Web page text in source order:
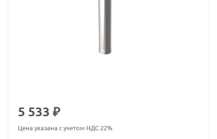
5 533 ₽
Цена указана с учетом НДС 22%